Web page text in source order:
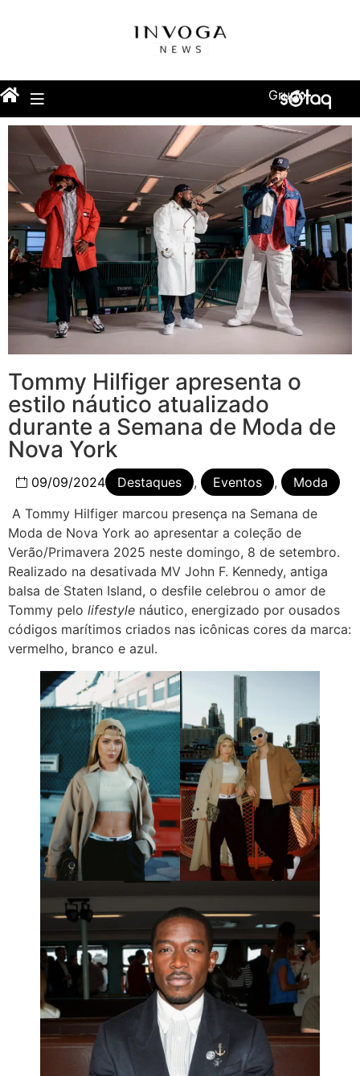
Grupo
Tommy Hilfiger apresenta o
estilo náutico atualizado
durante a Semana de Moda de
Nova York
09/09/2024 Destaques , Eventos ,
Moda
A Tommy Hilfiger marcou presença na Semana de
Moda de Nova York ao apresentar a coleção de
Verão/Primavera 2025 neste domingo, 8 de setembro.
Realizado na desativada MV John F. Kennedy, antiga
balsa de Staten Island, o desfile celebrou o amor de
Tommy pelo lifestyle náutico, energizado por ousados
códigos marítimos criados nas icônicas cores da marca:
vermelho, branco e azul.